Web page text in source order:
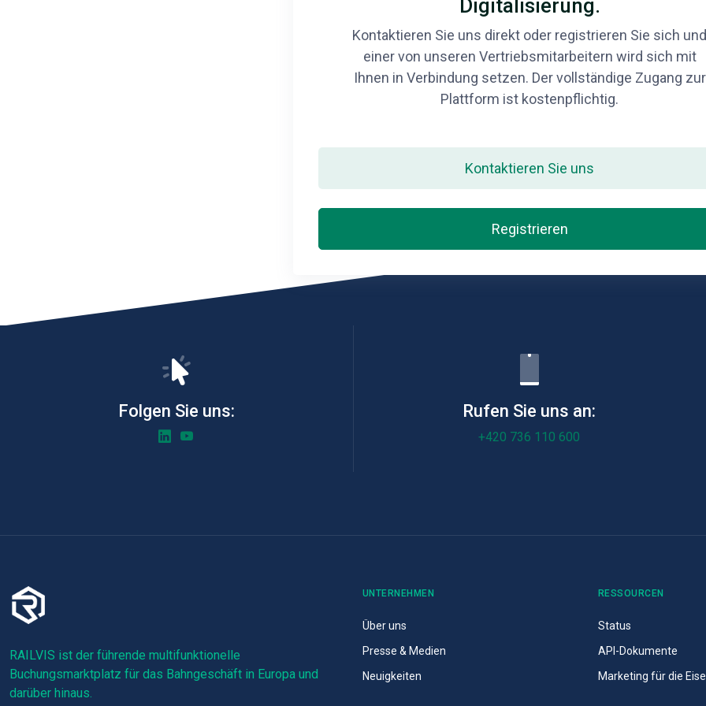
Digitalisierung.
Kontaktieren Sie uns direkt oder registrieren Sie sich und
einer von unseren Vertriebsmitarbeitern wird sich mit
Ihnen in Verbindung setzen. Der vollständige Zugang zur
Plattform ist kostenpflichtig.
Kontaktieren Sie uns
Registrieren
Folgen Sie uns: Rufen Sie uns an:
+420 736 110 600
RAILVIS ist der führende multifunktionelle
Buchungsmarktplatz für das Bahngeschäft in Europa und
darüber hinaus.
UNTERNEHMEN
Über uns
Presse & Medien
Neuigkeiten
RESSOURCEN
Status
API-Dokumente
Marketing für die